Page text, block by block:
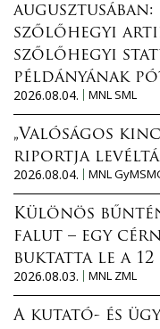
szőlőhegyi
szőlőhegyi
példányának
2026.08.04.
MNL SML
„Valóságos
riportja
2026.08.04.
MNL
Különös
falut – egy
buktatta le a 12
2026.08.03.
MNL ZML
A kutató- és